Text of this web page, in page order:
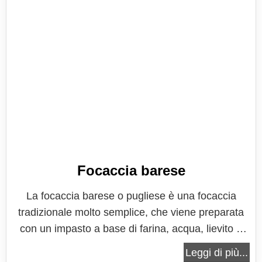
Focaccia barese
La focaccia barese o pugliese è una focaccia
tradizionale molto semplice, che viene preparata
con un impasto a base di farina, acqua, lievito e
olio, rigorosamente extravergine di oliva della
Leggi di più...